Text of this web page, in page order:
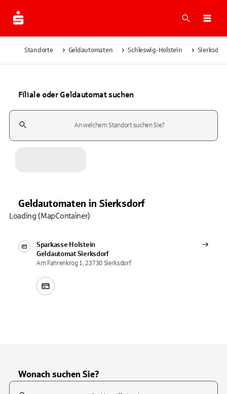
Suche
Standorte Geldautomaten Schleswig-Holstein Sierksdorf
Filiale oder Geldautomat suchen
Suchfeld
Geldautomaten in Sierksdorf
Sparkasse Holstein
Geldautomat Sierksdorf
Am Fahrenkrog 1, 23730 Sierksdorf
Loading (MapContainer)
Wonach suchen Sie?
Suchfeld